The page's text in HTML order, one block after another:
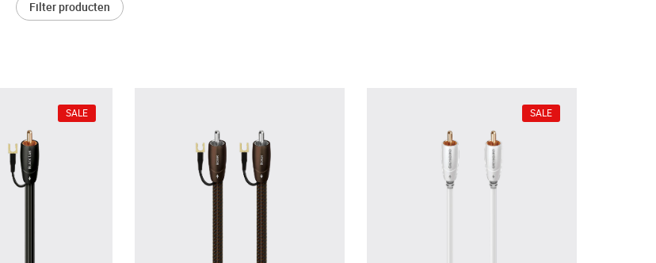
Filter producten
SALE SALE